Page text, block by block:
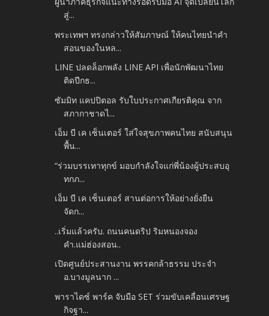
สู่...
พระเทพฯ ทรงกล่าวให้สัมภาษณ์ ให้คนไทยนำคำ
สอนของในหล...
LINE ปลดล็อกพลัง LINE API เพื่อนักพัฒนาไทย
ติดปีกธ...
ซัมมิท แคปปิตอล รับใบประกาศเกียรติคุณ จาก
สภากาชาดไ...
เอ็ม บี เค เซ็นเตอร์ ใส่ใจสุขภาพคนไทย สนับสนุน
พื้น...
“ร่วมบรรเทาทุกข์ มอบกำลังใจแก่พี่น้องผู้ประสบอุ
ทกภ...
เอ็ม บี เค เซ็นเตอร์ สานต่อการให้อย่างยั่งยืน
จัดก...
..เริ่มแล้วครับ. ถนนคนดริป ริมหนองจอง
คำ.แม่ฮ่องสอน..
เปิดศูนย์ประสานงาน พรรคกล้าธรรม ประจำ
อ.บางมูลนาก ...
พาราไดซ์ พาร์ค จับมือ SET ร่วมขับเคลื่อนเศรษฐ
กิจฐา...